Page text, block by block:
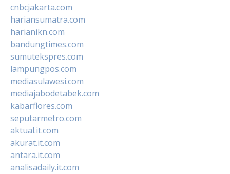
cnbcjakarta.com
hariansumatra.com
harianikn.com
bandungtimes.com
sumutekspres.com
lampungpos.com
mediasulawesi.com
mediajabodetabek.com
kabarflores.com
seputarmetro.com
aktual.it.com
akurat.it.com
antara.it.com
analisadaily.it.com